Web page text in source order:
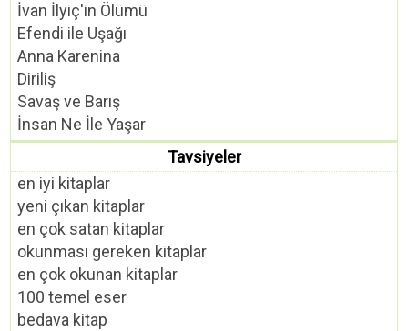
İvan İlyiç'in Ölümü
Efendi ile Uşağı
Anna Karenina
Diriliş
Savaş ve Barış
İnsan Ne İle Yaşar
Tavsiyeler
en iyi kitaplar
yeni çıkan kitaplar
en çok satan kitaplar
okunması gereken kitaplar
en çok okunan kitaplar
100 temel eser
bedava kitap